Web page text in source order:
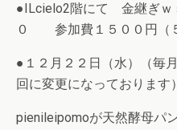
●ILcielo2階にて 金継ぎｗ
０ 参加費１５００円（５
●１２月２２日（水）（毎
回に変更になっております）
pienileipomoが天然酵母